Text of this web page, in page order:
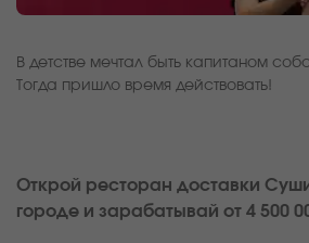
В детстве мечтал быть капитаном
Тогда пришло время действовать!
Открой ресторан доставки
городе и зарабатывай от 4 500